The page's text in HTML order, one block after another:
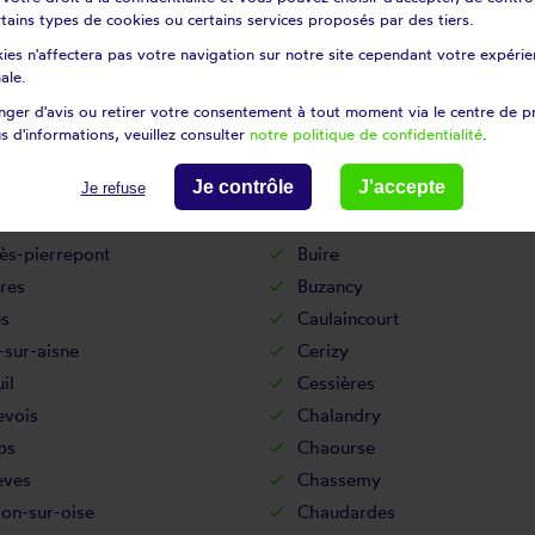
Bouffignereux
sous-coucy Bourguignon-sous-
le-grand
laonnois Braye-en-thiérache
Brunehamel
pierrepont Buire
Buzancy
Caulaincourt
sur-aisne Cerizy
Cessières
Chalandry
Chaourse
Chassemy
sur-oise Chaudardes
types de cookies ou certains services proposés par des tiers.
n'affectera pas votre navigation sur notre site cependant votre
d'avis ou retirer votre consentement à tout moment via le centre de
d'informations, veuillez consulter notre politique de confidentialité
Je refuse Je contrôle J'accepte